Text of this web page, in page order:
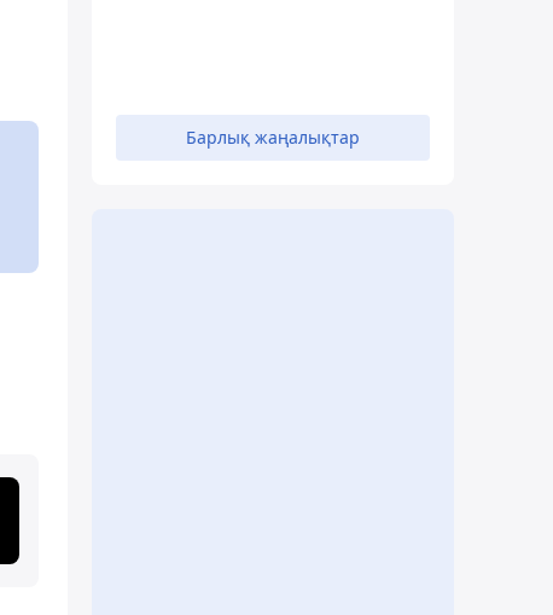
Барлық жаңалықтар